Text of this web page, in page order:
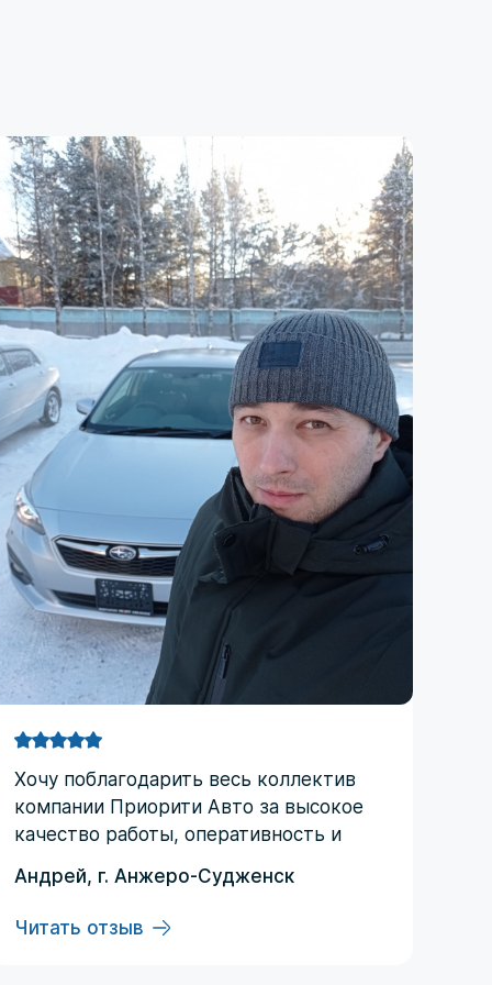
Хочу поблагодарить весь коллектив
компании Приорити Авто за высокое
качество работы, оперативность и
поддержку. С момента заключения
договора и до получения автомобиля
Андрей, г. Анжеро-Судженск
Читать отзыв